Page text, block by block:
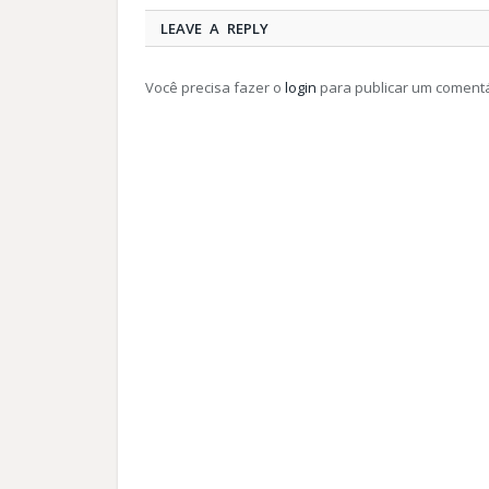
LEAVE A REPLY
Você precisa fazer o login para publicar um